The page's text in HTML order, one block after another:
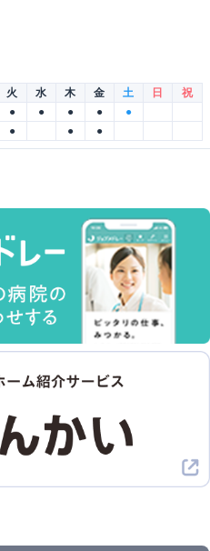
火 水 木 金 土 日
祝
● ● ● ●
●
● ● ●